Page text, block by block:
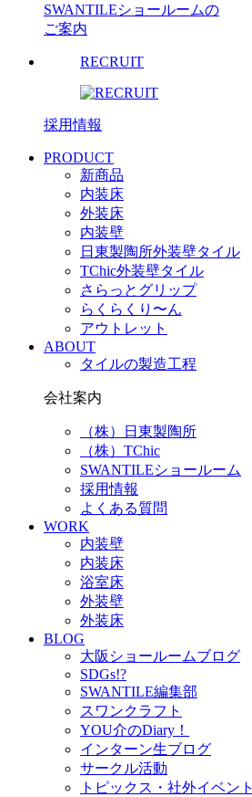
SWANTILEショールームの
ご案内
RECRUIT
採用情報
PRODUCT
新商品
内装床
外装床
内装壁
日東製陶所外装壁タイル
TChic外装壁タイル
さらっとグリップ
らくらくり〜ん
アウトレット
ABOUT
タイルの製造工程
会社案内
（株）日東製陶所
（株）TChic
SWANTILEショールーム
採用情報
よくある質問
WORK
内装壁
内装床
浴室床
外装壁
外装床
BLOG
大阪ショールームブログ
SDGs!?
SWANTILE編集部
スワンクラフト
YOU介のDiary！
インターン生ブログ
サークル活動
トピックス・社外イベント